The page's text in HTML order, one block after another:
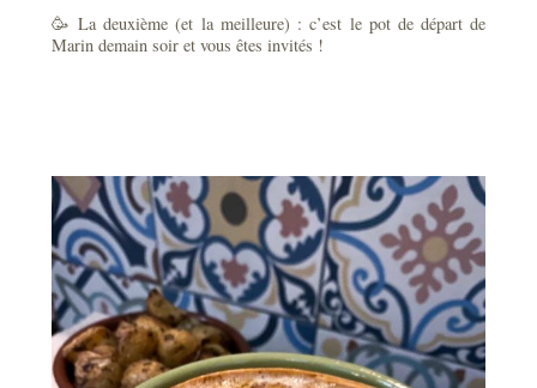
🥳 La deuxième (et la meilleure) : c’est le pot de départ de
Marin demain soir et vous êtes invités !